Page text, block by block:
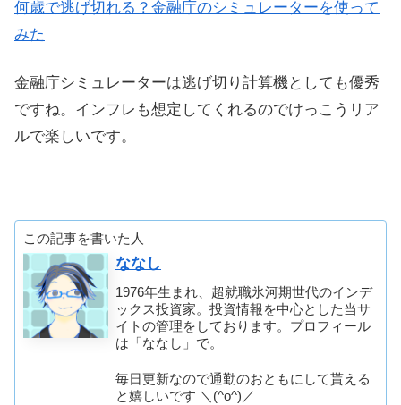
何歳で逃げ切れる？金融庁のシミュレーターを使って
みた
金融庁シミュレーターは逃げ切り計算機としても優秀
ですね。インフレも想定してくれるのでけっこうリア
ルで楽しいです。
この記事を書いた人
ななし
1976年生まれ、超就職氷河期世代のインデ
ックス投資家。投資情報を中心とした当サ
イトの管理をしております。プロフィール
は「ななし」で。
毎日更新なので通勤のおともにして貰える
と嬉しいです ＼(^o^)／